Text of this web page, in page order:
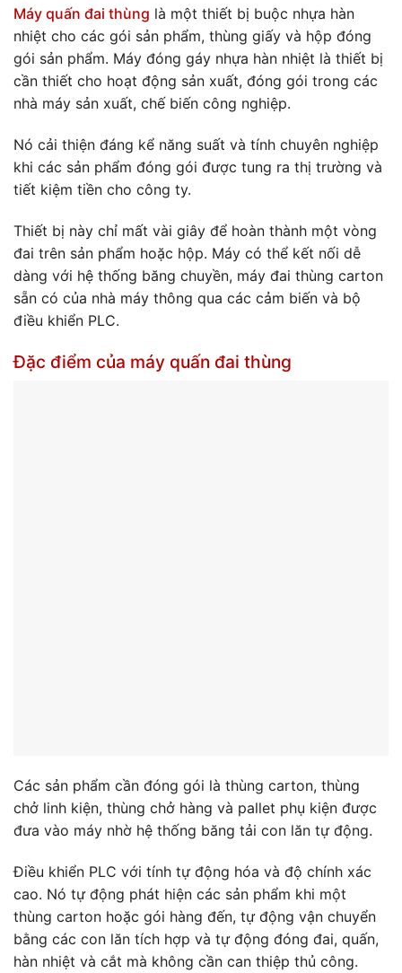
Máy quấn đai thùng là một thiết bị buộc nhựa hàn
nhiệt cho các gói sản phẩm, thùng giấy và hộp đóng
gói sản phẩm. Máy đóng gáy nhựa hàn nhiệt là thiết bị
cần thiết cho hoạt động sản xuất, đóng gói trong các
nhà máy sản xuất, chế biến công nghiệp.
Nó cải thiện đáng kể năng suất và tính chuyên nghiệp
khi các sản phẩm đóng gói được tung ra thị trường và
tiết kiệm tiền cho công ty.
Thiết bị này chỉ mất vài giây để hoàn thành một vòng
đai trên sản phẩm hoặc hộp. Máy có thể kết nối dễ
dàng với hệ thống băng chuyền, máy đai thùng carton
sẵn có của nhà máy thông qua các cảm biến và bộ
điều khiển PLC.
Đặc điểm của máy quấn đai thùng
Các sản phẩm cần đóng gói là thùng carton, thùng
chở linh kiện, thùng chở hàng và pallet phụ kiện được
đưa vào máy nhờ hệ thống băng tải con lăn tự động.
Điều khiển PLC với tính tự động hóa và độ chính xác
cao. Nó tự động phát hiện các sản phẩm khi một
thùng carton hoặc gói hàng đến, tự động vận chuyển
bằng các con lăn tích hợp và tự động đóng đai, quấn,
hàn nhiệt và cắt mà không cần can thiệp thủ công.